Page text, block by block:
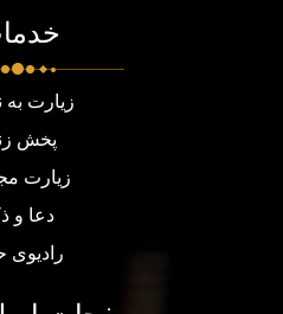
زیارت به
پخش
زیارت
دعا و
رادیوی